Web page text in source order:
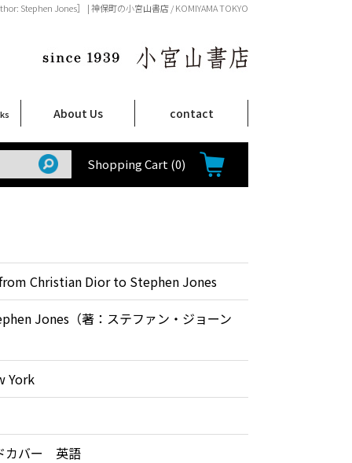
Stephen Jones］ | 神保町の小宮山書店 / KOMIYAMA TOKYO
About Us
店舗案内
Shop Infomation
ご注文について
How to Order
特定商取引法に関する表示
プライバシーポリシー
contact
Shopping Cart (0)
Christian Dior to Stephen Jones
Jones（著：ステファン・ジョーン
York
カバー 英語